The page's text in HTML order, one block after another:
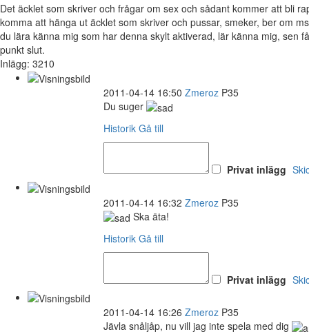
Det äcklet som skriver och frågar om sex och sådant kommer att bli
komma att hänga ut äcklet som skriver och pussar, smeker, ber om
du lära känna mig som har denna skylt aktiverad, lär känna mig,
punkt slut.
Inlägg: 3210
2011-04-14 16:50 Zmeroz P35
Du suger
Historik Gå till
Privat inlägg
2011-04-14 16:32 Zmeroz P35
Ska äta!
Historik Gå till
Privat inlägg
2011-04-14 16:26 Zmeroz P35
Jävla snåljåp, nu vill jag inte spela med dig